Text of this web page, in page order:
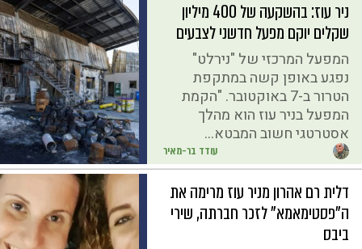
עודד בר-מאיר
ניר עוז: בהשקעה של 400 מיליון
שקלים יוקם מפעל חדשני לצבעים
המפעל המרכזי של "נירלט"
נפגע באופן קשה במתקפת
הטרור ב-7 באוקטובר. "הקמת
המפעל בניר עוז הוא מהלך
אסטרטגי חשוב המבטא...
דלית רם אהרון מניר עוז מרימה את
ה"פסטימאמא" לזכר חברתה, שירי
ביבס